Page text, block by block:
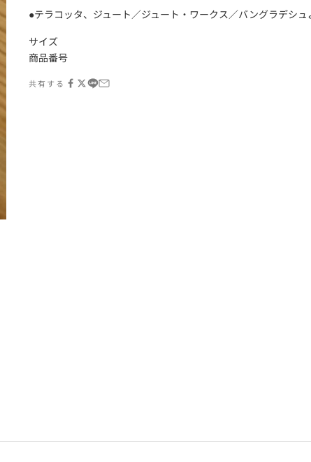
●テラコッタ、ジュート／ジュート・ワークス／バングラデシュ
サイズ
商品番号
共有する